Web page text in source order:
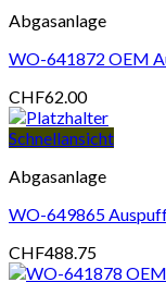
Abgasanlage
WO-641872 OEM
CHF62.00
Schnellansicht
Abgasanlage
WO-649865
CHF488.75